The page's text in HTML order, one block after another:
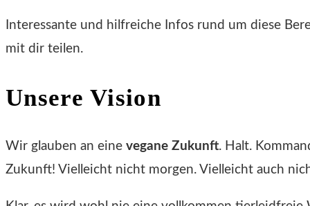
Interessante und hilfreiche Infos rund um diese
mit dir teilen.
Unsere Vision
Wir glauben an eine vegane Zukunft. Halt.
Zukunft! Vielleicht nicht morgen. Vielleicht auch